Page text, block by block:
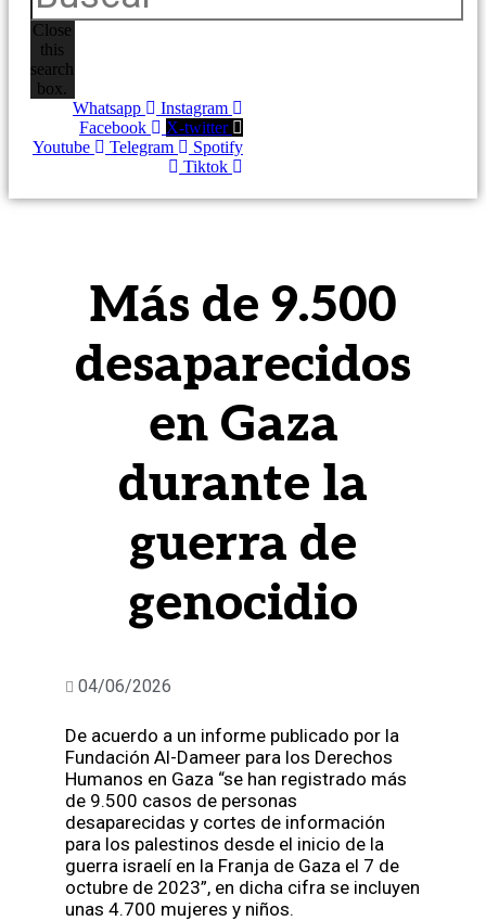
Close
this
search
box.
Whatsapp
Instagram
Facebook
X-twitter
Youtube
Telegram
Spotify
Tiktok
Más de 9.500
desaparecidos
en Gaza
durante la
guerra de
genocidio
04/06/2026
De acuerdo a un informe publicado por la
Fundación Al-Dameer para los Derechos
Humanos en Gaza “se han registrado más
de 9.500 casos de personas
desaparecidas y cortes de información
para los palestinos desde el inicio de la
guerra israelí en la Franja de Gaza el 7 de
octubre de 2023”, en dicha cifra se incluyen
unas 4.700 mujeres y niños.